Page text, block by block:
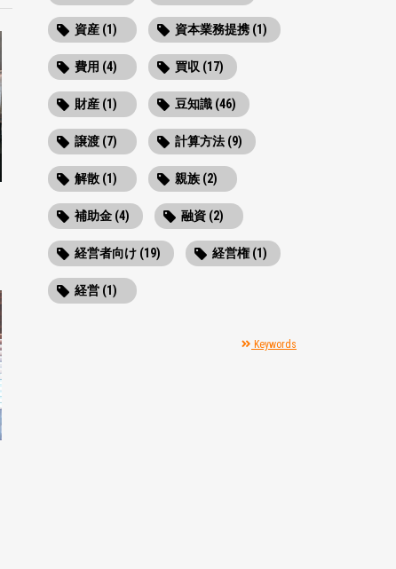
資産 (1) 資本業務提携 (1)
費用 (4) 買収 (17)
財産 (1) 豆知識 (46)
譲渡 (7) 計算方法 (9)
解散 (1) 親族 (2)
補助金 (4) 融資 (2)
経営者向け (19) 経営権 (1)
経営 (1)
Keywords